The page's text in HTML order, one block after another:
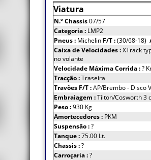
Viatura
N.º Chassis07/57
Categoria : LMP2
Pneus : Michelin F/T :(30/68-18)
Caixa de Velocidades :XTrack
no volante
Velocidade Máxima Corrida :?
Tracção :Traseira
Travões F/T :AP/Brembo - Disco
Embraiagem :Tilton/Cosworth 3
Peso :930 Kg
Amortecedores : PKM
Suspensão :?
Tanque :75.00 Lt.
Chassis :?
Carroçaria :?